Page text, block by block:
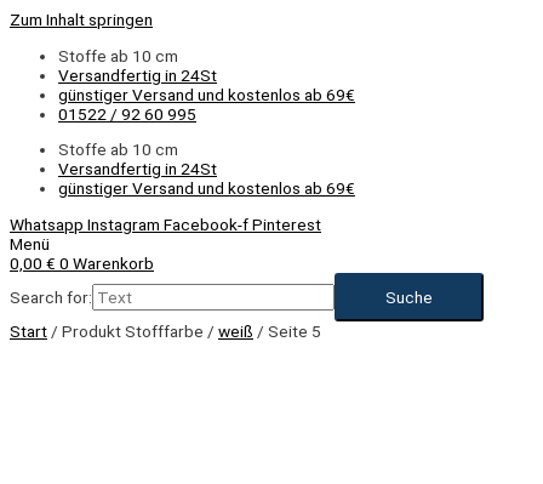
Zum Inhalt springen
Stoffe ab 10 cm
Versandfertig in 24St
günstiger Versand und kostenlos ab 69€
01522 / 92 60 995
Stoffe ab 10 cm
Versandfertig in 24St
günstiger Versand und kostenlos ab 69€
Whatsapp Instagram Facebook-fPinterest
Menü
0,00 € 0 Warenkorb
Search for:
Start / Produkt Stofffarbe / weiß / Seite 5